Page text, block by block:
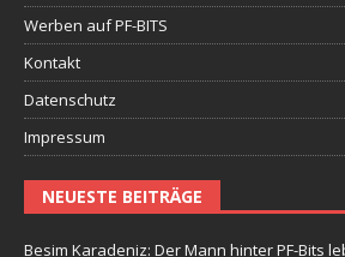
Werben auf PF-BITS
Kontakt
Datenschutz
Impressum
NEUESTE BEITRÄGE
Besim Karadeniz: Der Mann hinter PF-Bits